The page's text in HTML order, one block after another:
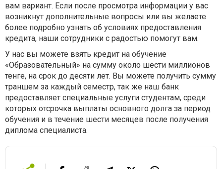
вам вариант. Если после просмотра информации у вас
возникнут дополнительные вопросы или вы желаете
более подробно узнать об условиях предоставления
кредита, наши сотрудники с радостью помогут вам.
У нас вы можете взять кредит на обучение
«Образовательный» на сумму около шести миллионов
тенге, на срок до десяти лет. Вы можете получить сумму
траншем за каждый семестр, так же наш банк
предоставляет специальные услуги студентам, среди
которых отсрочка выплаты основного долга за период
обучения и в течение шести месяцев после получения
диплома специалиста.